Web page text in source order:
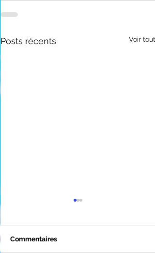
Posts récents Voir tout
Commentaires